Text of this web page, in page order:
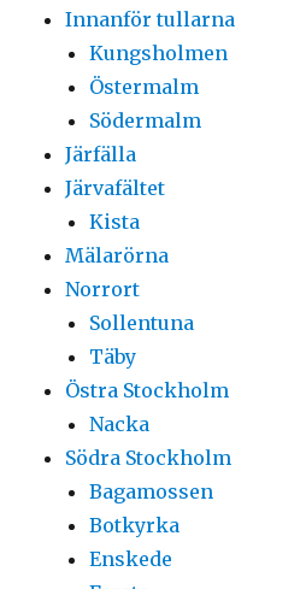
Innanför tullarna
Kungsholmen
Östermalm
Södermalm
Järfälla
Järvafältet
Kista
Mälarörna
Norrort
Sollentuna
Täby
Östra Stockholm
Nacka
Södra Stockholm
Bagamossen
Botkyrka
Enskede